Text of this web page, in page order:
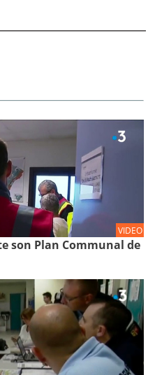
VIDEO
son Plan Communal de